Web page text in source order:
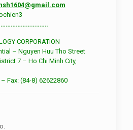
CORPORATION
– Nguyen Huu Tho Street
7 – Ho Chi Minh City,
Fax: (84-8) 62622860